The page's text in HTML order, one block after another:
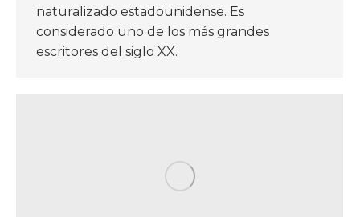
naturalizado estadounidense. Es
considerado uno de los más grandes
escritores del siglo XX.